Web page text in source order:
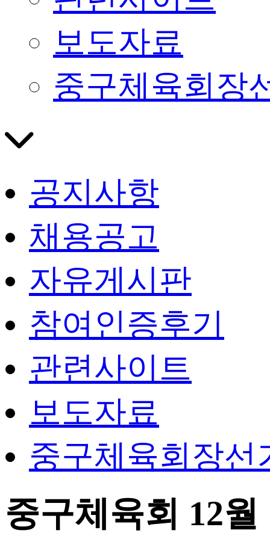
보도자료
중구체육회장
공지사항
채용공고
자유게시판
참여인증후기
관련사이트
보도자료
중구체육회장선
중구체육회 12